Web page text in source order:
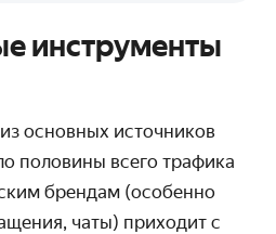
инструменты
основных источников
половины всего трафика
брендам (особенно
чаты) приходит с